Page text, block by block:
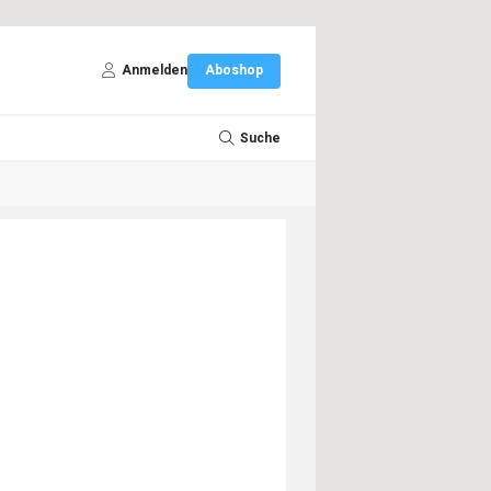
Anmelden Aboshop
Suche